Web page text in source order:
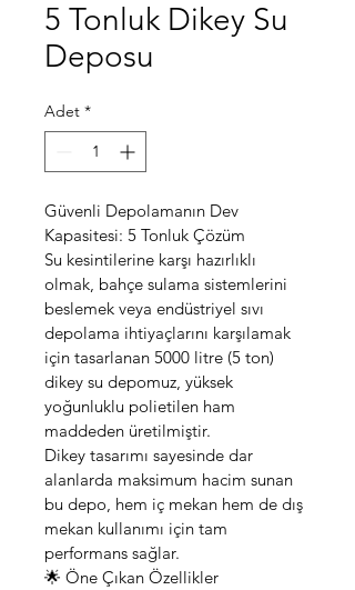
5 Tonluk Dikey Su
Deposu
Adet *
Güvenli Depolamanın Dev
Kapasitesi: 5 Tonluk Çözüm
Su kesintilerine karşı hazırlıklı
olmak, bahçe sulama sistemlerini
beslemek veya endüstriyel sıvı
depolama ihtiyaçlarını karşılamak
için tasarlanan 5000 litre (5 ton)
dikey su depomuz, yüksek
yoğunluklu polietilen ham
maddeden üretilmiştir.
Dikey tasarımı sayesinde dar
alanlarda maksimum hacim sunan
bu depo, hem iç mekan hem de dış
mekan kullanımı için tam
performans sağlar.
🌟 Öne Çıkan Özellikler